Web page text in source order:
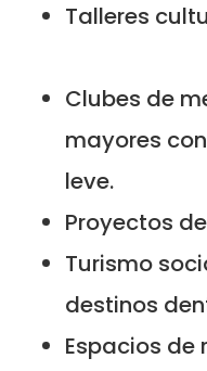
Talleres
Clubes de
mayores
leve.
Proyectos
Turismo
destinos
Espacios de